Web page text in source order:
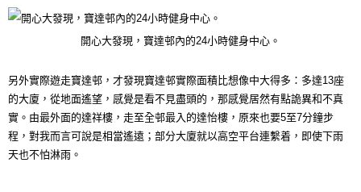
開心大發現，寶達邨內的24小時健身中心。
另外實際遊走寶達邨，才發現寶達邨實際面積比想像中大得多：多達13座
的大廈，從地面遙望，感覺是看不見盡頭的，那感覺居然有點詭異和不真
實。由最外面的達祥樓，走至全邨最入的達怡樓，原來也要5至7分鐘步
程，對我而言可說是相當遙遠；部分大廈就以高空平台連繫着，即使下雨
天也不怕淋雨。